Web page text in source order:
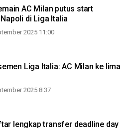
AC Milan putus start
di Liga Italia
2025 11:00
Liga Italia: AC Milan ke lima
2025 8:37
transfer deadline day